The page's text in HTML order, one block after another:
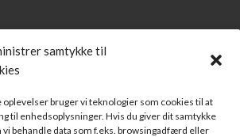
samtykke til
oplevelser bruger vi teknologier som cookies til at
til enhedsoplysninger. Hvis du giver dit samtykke
vi behandle data som f.eks. browsingadfærd eller